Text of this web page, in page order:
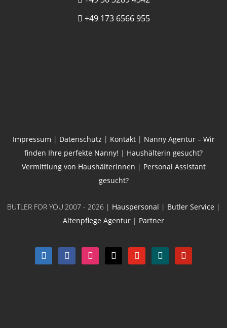
+49 173 6566 955
Impressum | Datenschutz | Kontakt| Nanny Agentur – Wir
finden Ihre perfekte Nanny! | Haushälterin gesucht?
Vermittlung von Haushälterinnen | Personal Assistant
gesucht?
BUTLER FOR YOU 2007 - 2026 | Hauspersonal | Butler Service |
Altenpflege Agentur | Partner
linkedin facebook instagram youtube xing pinterest